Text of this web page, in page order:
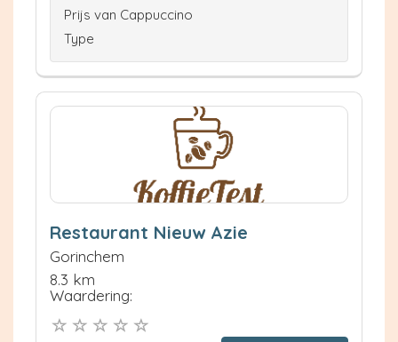
Prijs van Cappuccino
Type
Restaurant Nieuw Azie
Gorinchem
8.3 km
Waardering: